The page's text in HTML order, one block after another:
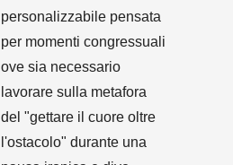
personalizzabile pensata
per momenti congressuali
ove sia necessario
lavorare sulla metafora
del "gettare il cuore oltre
l'ostacolo" durante una